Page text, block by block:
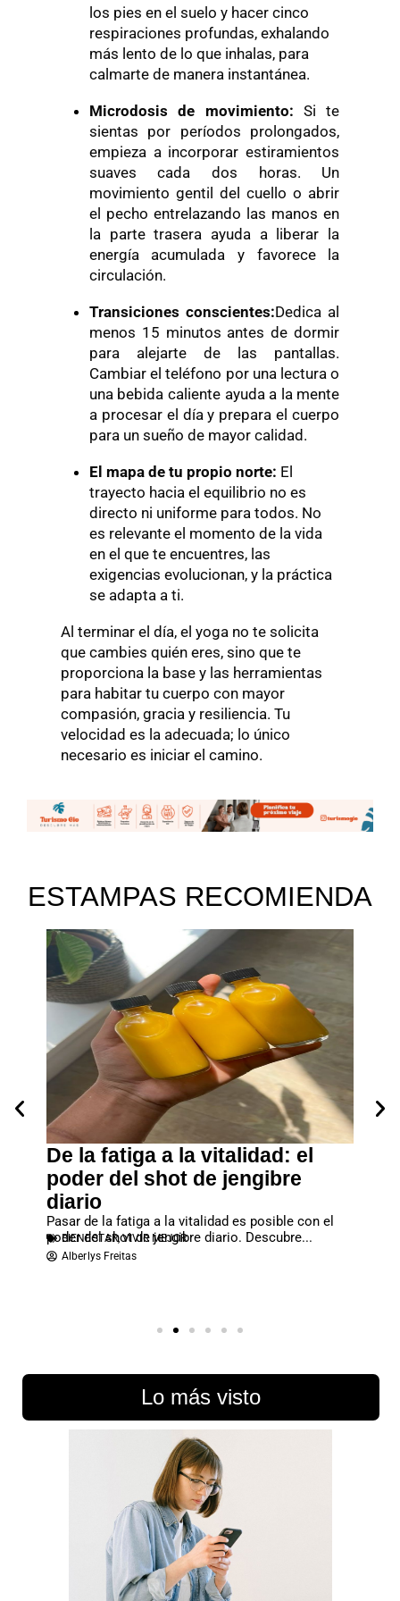
los pies en el suelo y hacer cinco
respiraciones profundas, exhalando
más lento de lo que inhalas, para
calmarte de manera instantánea.
Microdosis de movimiento: Si te
sientas por períodos prolongados,
empieza a incorporar estiramientos
suaves cada dos horas. Un
movimiento gentil del cuello o abrir
el pecho entrelazando las manos en
la parte trasera ayuda a liberar la
energía acumulada y favorece la
circulación.
Transiciones conscientes:Dedica al
menos 15 minutos antes de dormir
para alejarte de las pantallas.
Cambiar el teléfono por una lectura o
una bebida caliente ayuda a la mente
a procesar el día y prepara el cuerpo
para un sueño de mayor calidad.
El mapa de tu propio norte: El
trayecto hacia el equilibrio no es
directo ni uniforme para todos. No
es relevante el momento de la vida
en el que te encuentres, las
exigencias evolucionan, y la práctica
se adapta a ti.
Al terminar el día, el yoga no te solicita
que cambies quién eres, sino que te
proporciona la base y las herramientas
para habitar tu cuerpo con mayor
compasión, gracia y resiliencia. Tu
velocidad es la adecuada; lo único
necesario es iniciar el camino.
ESTAMPAS RECOMIENDA
De la fatiga a la vitalidad: el
poder del shot de jengibre
diario
Pasar de la fatiga a la vitalidad es posible con el
poder del shot de jengibre diario. Descubre...
BIENESTAR,VIVIR MEJOR
Alberlys Freitas
Lo más visto